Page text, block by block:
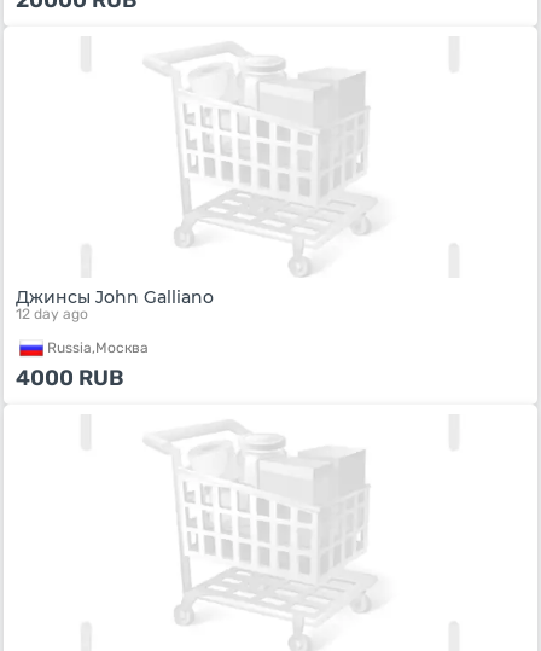
Джинсы John Galliano
12 day ago
Russia,Москва
4000 RUB